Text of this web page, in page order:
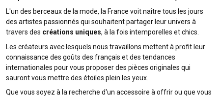
L'un des berceaux de la mode, la France voit naître tous les jours
des artistes passionnés qui souhaitent partager leur univers à
travers des créations uniques, à la fois intemporelles et chics.
Les créateurs avec lesquels nous travaillons mettent à profit leur
connaissance des goûts des français et des tendances
internationales pour vous proposer des pièces originales qui
sauront vous mettre des étoiles plein les yeux.
Que vous soyez à la recherche d'un accessoire à offrir ou que vous